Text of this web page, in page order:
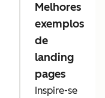
Melhores
exemplos
de
landing
pages
Inspire-se